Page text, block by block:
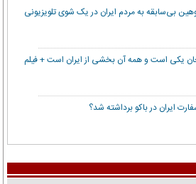
بی‌سابقه به مردم ایران در یک شوی تلویزیونی
یکی است و همه آن بخشی از ایران است + فیلم
ایران در باکو برداشته شد؟